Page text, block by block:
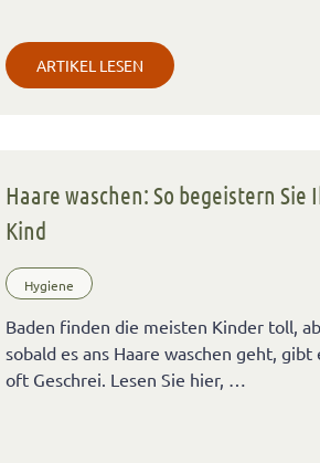
ARTIKEL LESEN
Haare waschen: So begeistern Sie
Kind
Hygiene
Baden finden die meisten Kinder toll,
sobald es ans Haare waschen geht, gibt
oft Geschrei. Lesen Sie hier, …